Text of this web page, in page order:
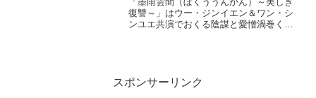
復讐～」はウー・ジンイエン＆ワン・シ
ンユエ共演でおくる陰謀と愛憎渦巻く大
スポンサーリンク